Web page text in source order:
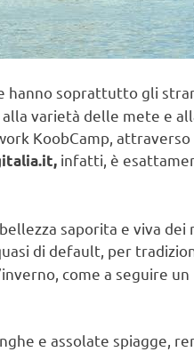
hanno soprattutto gli
varietà delle mete e
KoobCamp,
infatti, è
saporita e viva dei
di default, per
come a seguire un
e assolate spiagge,